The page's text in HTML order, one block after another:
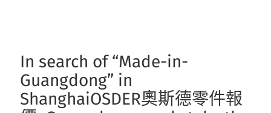
In search of “Made-in-
Guangdong” in
ShanghaiOSDER奧斯德零件報